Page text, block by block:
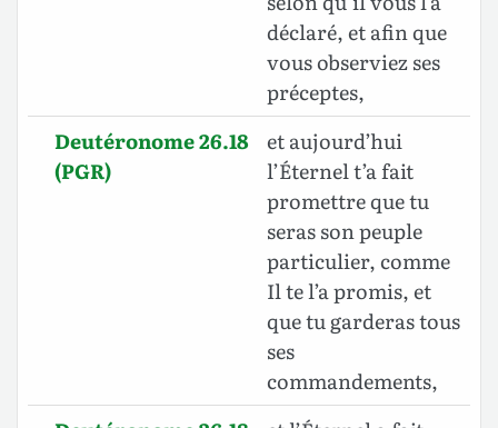
déclaré, et afin que
vous observiez ses
préceptes,
Deutéronome 26.18
(PGR)
et aujourd’hui
l’Éternel t’a fait
promettre que tu
seras son peuple
particulier, comme
Il te l’a promis, et
que tu garderas tous
ses
commandements,